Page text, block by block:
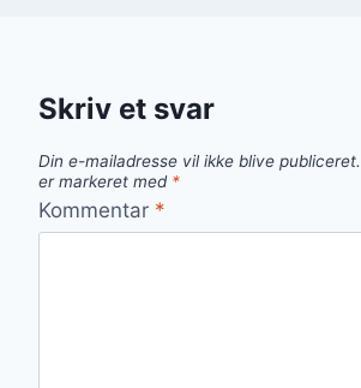
Skriv et svar
Din e-mailadresse vil ikke blive publiceret.
er markeret med *
Kommentar *